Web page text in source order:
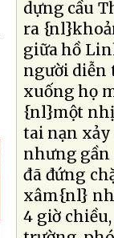
dựng cầu
ra
giữa hồ
người diễn
xuống họ
{nl}một
tai nạn
nhưng gần
đã đứng
xâm{nl}
4 giờ